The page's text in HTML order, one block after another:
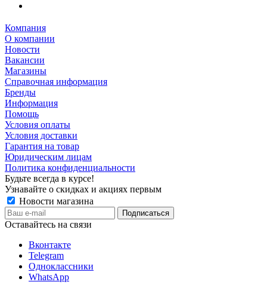
Компания
О компании
Новости
Вакансии
Магазины
Справочная информация
Бренды
Информация
Помощь
Условия оплаты
Условия доставки
Гарантия на товар
Юридическим лицам
Политика конфиденциальности
Будьте всегда в курсе!
Узнавайте о скидках и акциях первым
Новости магазина
Оставайтесь на связи
Вконтакте
Telegram
Одноклассники
WhatsApp